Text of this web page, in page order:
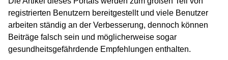
registrierten Benutzern bereitgestellt und viele Benutzer
arbeiten ständig an der Verbesserung, dennoch können
Beiträge falsch sein und möglicherweise sogar
gesundheitsgefährdende Empfehlungen enthalten.